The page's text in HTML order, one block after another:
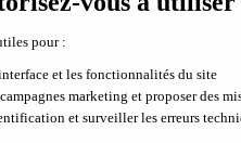
pour :
et les fonctionnalités du site
marketing et proposer des
et surveiller les erreurs